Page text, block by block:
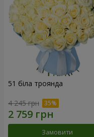
51 біла троянда
4 245 грн
Замовити